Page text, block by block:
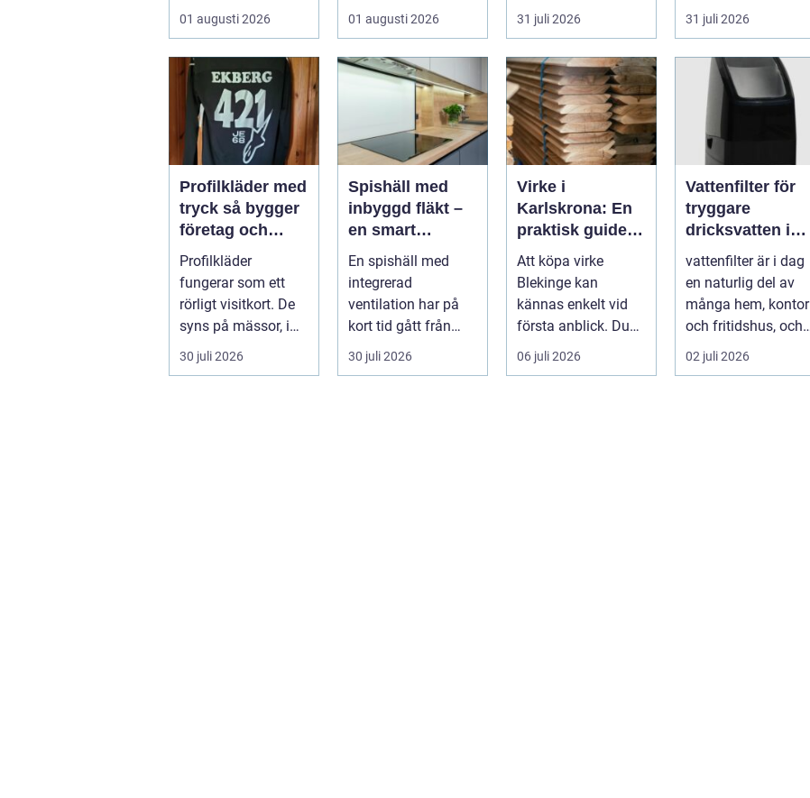
kännas både
lockande och
osäkert på samma
g...
01 augusti 2026
tar. Omsorg,
trygghet, pedagog...
01 augusti 2026
stämning påverkar
hur pianot låt...
31 juli 2026 31 juli 2026
Profilkläder med
tryck så bygger
företag och
klubbar en
starkare
identitet
Profilkläder
fungerar som ett
rörligt visitkort. De
syns på mässor, i
butiker, på byggen
och längs v...
30 juli 2026
Spishäll med
inbyggd fläkt –
en smart
lösning för
moderna kök
En spishäll med
integrerad
ventilation har på
kort tid gått från
nischprodukt...
30 juli 2026
Virke i
Karlskrona: En
praktisk guide
för hållbara
byggprojekt
Att köpa virke
Blekinge kan
kännas enkelt vid
första anblick. Du
åker till en b...
06 juli 2026
Vattenfilter för
tryggare
dricksvatten i
vardagen
vattenfilter är i dag
en naturlig del av
många hem, kontor
och fritidshus, och
intresset ökar för
va...
02 juli 2026